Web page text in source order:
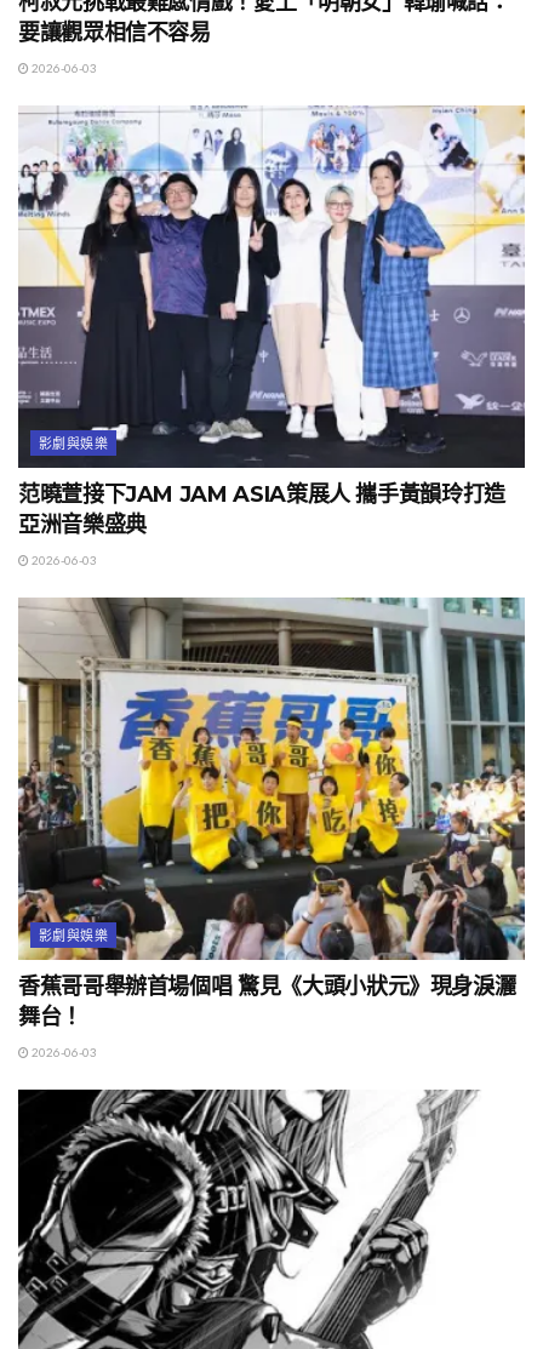
要讓觀眾相信不容易
2026-06-03
影劇與娛樂
范曉萱接下JAM JAM ASIA策展人 攜手黃韻玲打造
亞洲音樂盛典
2026-06-03
影劇與娛樂
香蕉哥哥舉辦首場個唱 驚見《大頭小狀元》現身淚灑
舞台！
2026-06-03